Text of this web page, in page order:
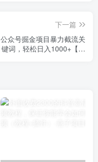
下一篇
公众号掘金项目暴力截流关
键词，轻松日入1000+【揭